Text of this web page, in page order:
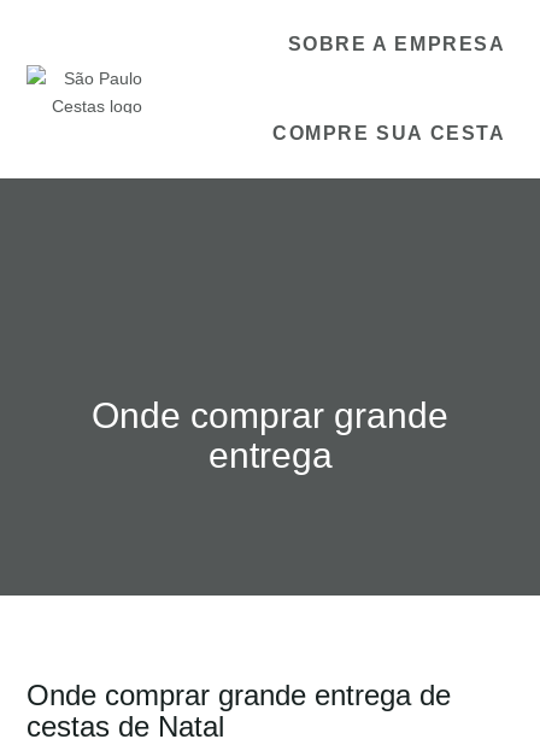
SOBRE A EMPRESA
COMPRE SUA CESTA
Onde comprar grande
entrega
Onde comprar grande entrega de
cestas de Natal